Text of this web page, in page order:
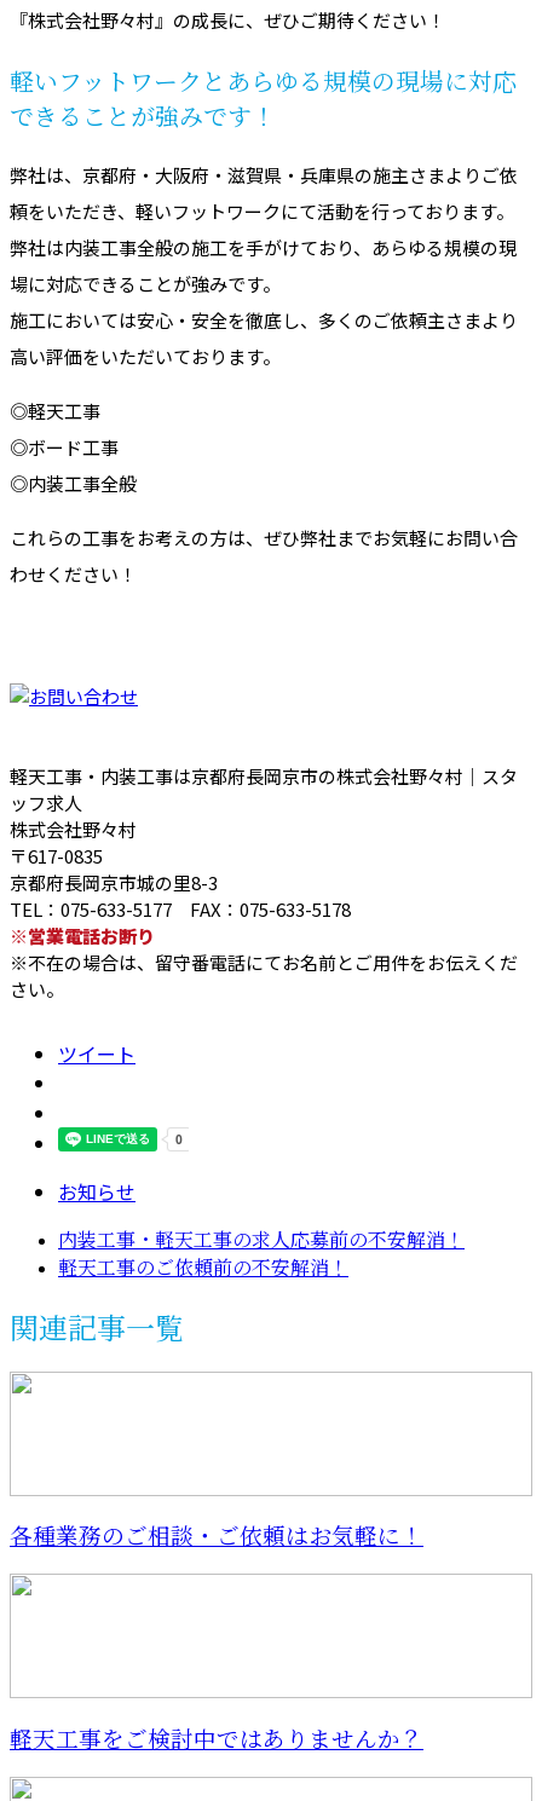
『株式会社野々村』の成長に、ぜひご期待ください！
軽いフットワークとあらゆる規模の現場に対応
できることが強みです！
弊社は、京都府・大阪府・滋賀県・兵庫県の施主さまよりご依
頼をいただき、軽いフットワークにて活動を行っております。
弊社は内装工事全般の施工を手がけており、あらゆる規模の現
場に対応できることが強みです。
施工においては安心・安全を徹底し、多くのご依頼主さまより
高い評価をいただいております。
◎軽天工事
◎ボード工事
◎内装工事全般
これらの工事をお考えの方は、ぜひ弊社までお気軽にお問い合
わせください！
軽天工事・内装工事は京都府長岡京市の株式会社野々村｜スタ
ッフ求人
株式会社野々村
〒617-0835
京都府長岡京市城の里8-3
TEL：075-633-5177 FAX：075-633-5178
※営業電話お断り
※不在の場合は、留守番電話にてお名前とご用件をお伝えくだ
さい。
ツイート
お知らせ
内装工事・軽天工事の求人応募前の不安解消！
軽天工事のご依頼前の不安解消！
関連記事一覧
各種業務のご相談・ご依頼はお気軽に！
軽天工事をご検討中ではありませんか？